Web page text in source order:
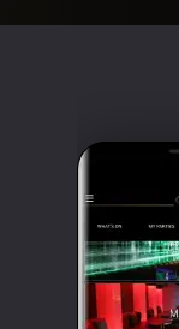
Clubbable
sociala